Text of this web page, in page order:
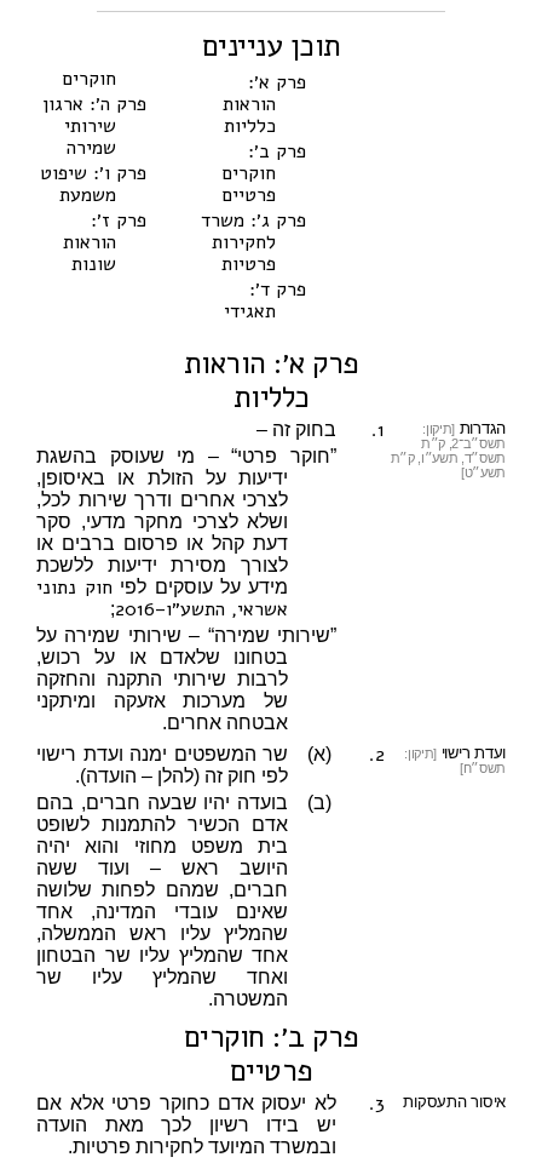
תוכן עניינים
פרק א׳:
הוראות
כלליות
פרק ב׳:
חוקרים
פרטיים
פרק ג׳: משרד
לחקירות
פרטיות
פרק ד׳:
תאגידי
חוקרים
פרק ה׳: ארגון
שירותי
שמירה
פרק ו׳: שיפוט
משמעת
פרק ז׳:
הוראות
שונות
פרק א׳: הוראות
כלליות
1. הגדרות[תיקון:
תשס״ב־2, ק״ת
תשס״ד, תשע״ו, ק״ת
תשע״ט]
בחוק זה –
”חוקר פרטי“ – מי שעוסק בהשגת
ידיעות על הזולת או באיסופן,
לצרכי אחרים ודרך שירות לכל,
ושלא לצרכי מחקר מדעי, סקר
דעת קהל או פרסום ברבים או
לצורך מסירת ידיעות ללשכת
מידע על עוסקים לפי חוק נתוני
אשראי, התשע״ו–2016
;
”שירותי שמירה“ – שירותי שמירה על
בטחונו שלאדם או על רכוש,
לרבות שירותי התקנה והחזקה
של מערכות אזעקה ומיתקני
אבטחה אחרים.
2. ועדת רישוי[תיקון:
תשס״ח]
(א)
שר המשפטים ימנה ועדת רישוי
לפי חוק זה (להלן – הועדה).
(ב)
בועדה יהיו שבעה חברים, בהם
אדם הכשיר להתמנות לשופט
בית משפט מחוזי והוא יהיה
היושב ראש – ועוד ששה
חברים, שמהם לפחות שלושה
שאינם עובדי המדינה, אחד
שהמליץ עליו ראש הממשלה,
אחד שהמליץ עליו שר הבטחון
ואחד שהמליץ עליו שר
המשטרה.
פרק ב׳: חוקרים
פרטיים
3. איסור התעסקות
לא יעסוק אדם כחוקר פרטי אלא אם
יש בידו רשיון לכך מאת הועדה
ובמשרד המיועד לחקירות פרטיות.